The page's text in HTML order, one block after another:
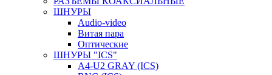
ШНУРЫ
Audio-video
Витая пара
Оптические
ШНУРЫ "ICS"
A4-U2 GRAY (ICS)